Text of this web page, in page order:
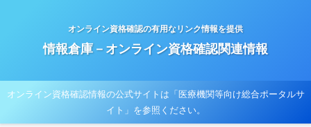
オンライン資格確認の有用なリンク情報を提供
情報倉庫－オンライン資格確認関連情報
オンライン資格確認情報の公式サイトは「医療機関等向け総合ポータルサ
イト」を参照ください。